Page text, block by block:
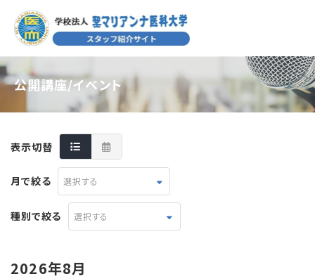
公開講座/イベント
表示切替
月で絞る 選択する
種別で絞る 選択する
2026年8月